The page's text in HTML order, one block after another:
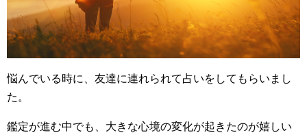
悩んでいる時に、友達に連れられて占いをしてもらいまし
た。
鑑定が進む中でも、大きな心境の変化が起きたのが嬉しい